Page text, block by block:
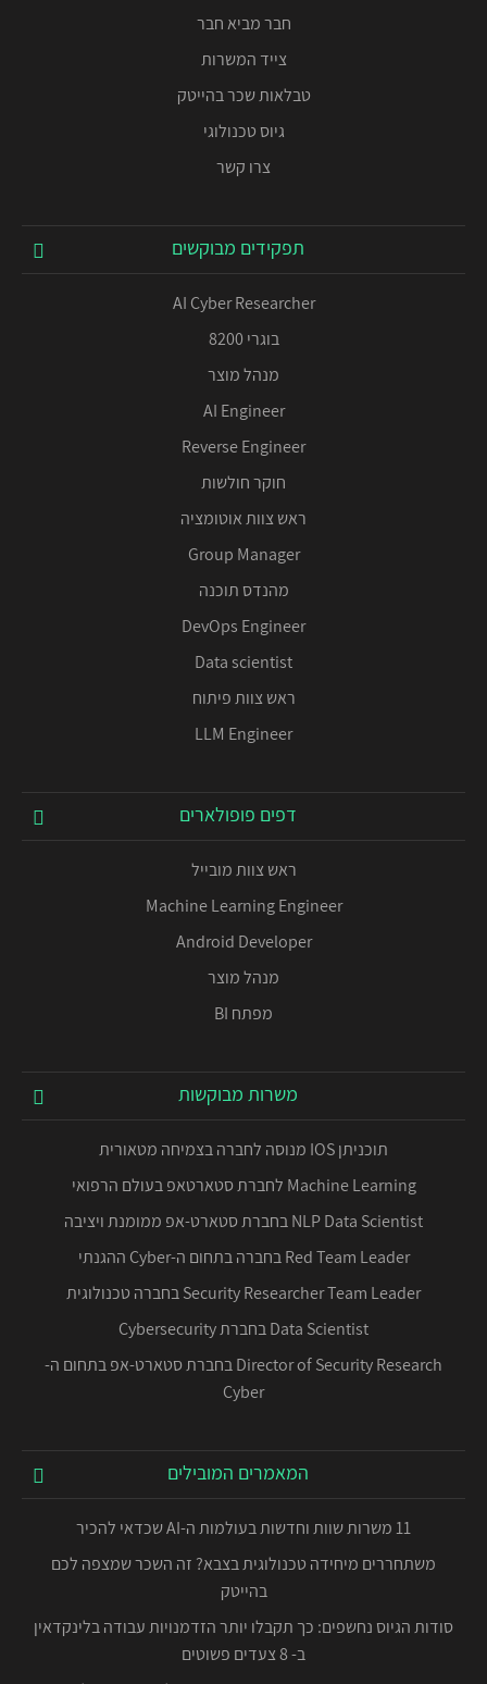
חבר מביא חבר
צייד המשרות
טבלאות שכר בהייטק
גיוס טכנולוגי
צרו קשר
תפקידים מבוקשים
AI Cyber Researcher
בוגרי 8200
מנהל מוצר
AI Engineer
Reverse Engineer
חוקר חולשות
ראש צוות אוטומציה
Group Manager
מהנדס תוכנה
DevOps Engineer
Data scientist
ראש צוות פיתוח
LLM Engineer
דפים פופולארים
ראש צוות מובייל
Machine Learning Engineer
Android Developer
מנהל מוצר
מפתח BI
משרות מבוקשות
תוכניתן IOS מנוסה לחברה בצמיחה מטאורית
Machine Learning לחברת סטארטאפ בעולם הרפואי
NLP Data Scientist בחברת סטארט-אפ ממומנת ויציבה
Red Team Leader בחברה בתחום ה-Cyber ההגנתי
Security Researcher Team Leader בחברה טכנולוגית
Data Scientist בחברת Cybersecurity
Director of Security Research בחברת סטארט-אפ בתחום ה-
Cyber
המאמרים המובילים
11 משרות שוות וחדשות בעולמות ה-AI שכדאי להכיר
משתחררים מיחידה טכנולוגית בצבא? זה השכר שמצפה לכם
בהייטק
סודות הגיוס נחשפים: כך תקבלו יותר הזדמנויות עבודה בלינקדאין
ב- 8 צעדים פשוטים